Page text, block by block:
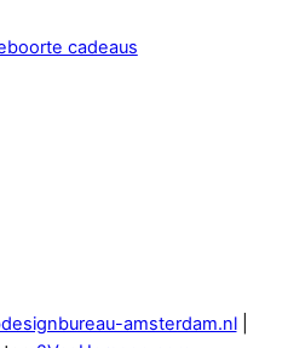
cadeaus
amsterdam.nl|